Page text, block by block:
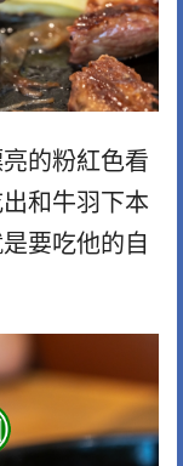
的粉紅色看
和牛羽下本
要吃他的自